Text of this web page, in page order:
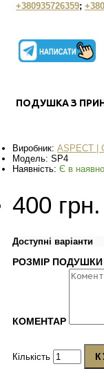
+380935726359;
ПОДУШКА З
Виробник: ASPECT |
Модель: SP4
Наявність: Є в
400 грн.
Доступні варіанти
РОЗМІР ПОДУШКИ
КОМЕНТАР
Кількість